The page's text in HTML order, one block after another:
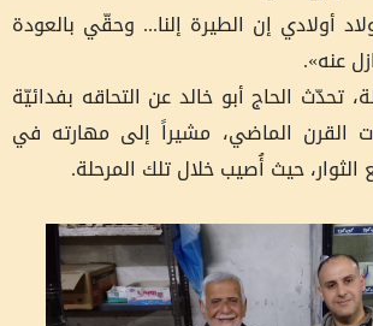
أولادي إن الطيرة إلنا... وحقّي بالعودة
عنه».
تحدّث الحاج أبو خالد عن التحاقه بفدائيّة
القرن الماضي، مشيراً إلى مهارته في
حيث أُصيب خلال تلك المرحلة.